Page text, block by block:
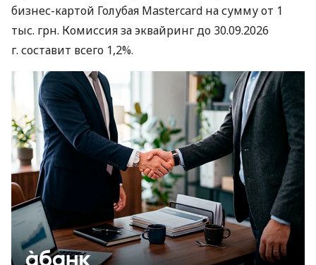
бизнес-картой Голубая Mastercard на сумму от 1
тыс. грн. Комиссия за эквайринг до 30.09.2026
г. составит всего 1,2%.